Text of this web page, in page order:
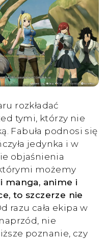
rozkładać
tymi, którzy nie
Fabuła podnosi się
jedynka i w
objaśnienia
możemy
manga, anime i
to szczerze nie
razu cała ekipa w
nie
poznanie, czy